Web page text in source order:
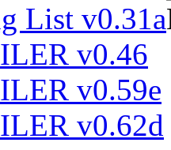
List v0.31a
v0.46
v0.59e
v0.62d